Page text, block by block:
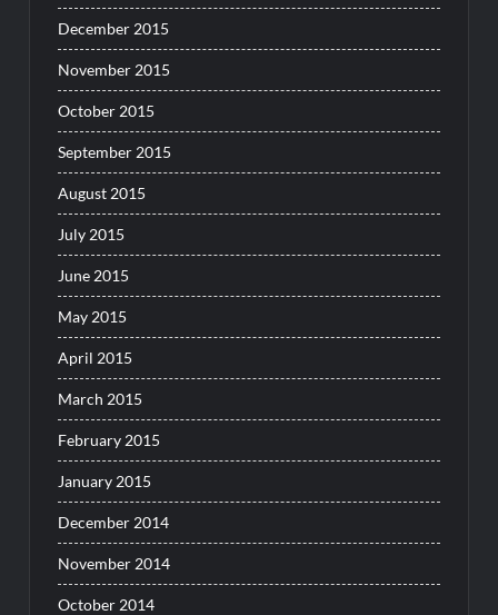
December 2015
November 2015
October 2015
September 2015
August 2015
July 2015
June 2015
May 2015
April 2015
March 2015
February 2015
January 2015
December 2014
November 2014
October 2014